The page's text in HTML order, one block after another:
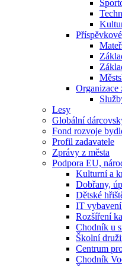
Organizace
Lesy
Globální
Fond rozvoje
Profil zadavatele
Zprávy z města
Podpora EU,
Kulturní a
Dobřany,
Dětské
IT
Rozšíření
Chodník u
Školní
Centrum
Chodník